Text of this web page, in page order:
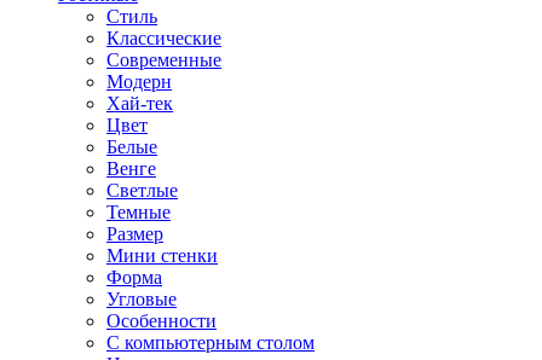
Стиль
Классические
Современные
Модерн
Хай-тек
Цвет
Белые
Венге
Светлые
Темные
Размер
Мини стенки
Форма
Угловые
Особенности
С компьютерным столом